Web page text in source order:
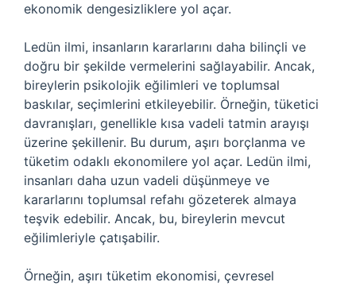
ekonomik dengesizliklere yol açar.
Ledün ilmi, insanların kararlarını daha bilinçli ve
doğru bir şekilde vermelerini sağlayabilir. Ancak,
bireylerin psikolojik eğilimleri ve toplumsal
baskılar, seçimlerini etkileyebilir. Örneğin, tüketici
davranışları, genellikle kısa vadeli tatmin arayışı
üzerine şekillenir. Bu durum, aşırı borçlanma ve
tüketim odaklı ekonomilere yol açar. Ledün ilmi,
insanları daha uzun vadeli düşünmeye ve
kararlarını toplumsal refahı gözeterek almaya
teşvik edebilir. Ancak, bu, bireylerin mevcut
eğilimleriyle çatışabilir.
Örneğin, aşırı tüketim ekonomisi, çevresel